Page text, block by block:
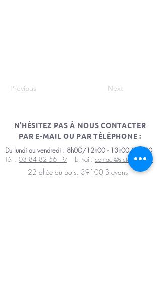
Previous Next
N'HÉSITEZ PAS À NOUS CONTACTER
PAR E-MAIL OU PAR TÉLÉPHONE :
Du lundi au vendredi : 8h00/12h00 - 13h00/17h00
Tél : 03 84 82 56 19 E-mail: contact@sictomdole.fr
22 allée du bois, 39100 Brevans